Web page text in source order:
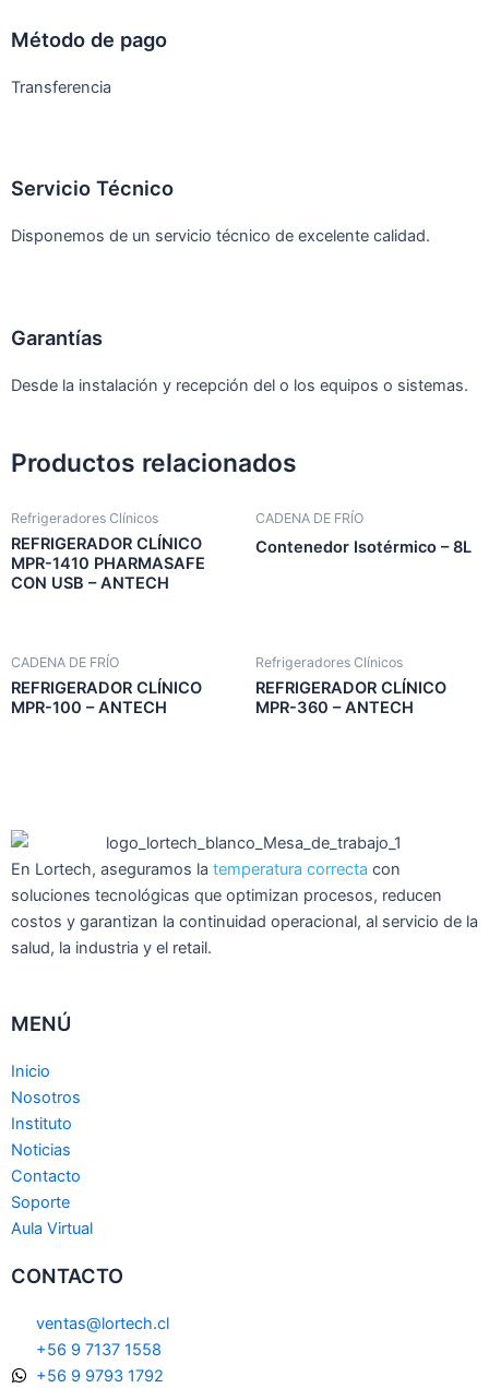
Método de pago
Transferencia
Servicio Técnico
Disponemos de un servicio técnico de excelente calidad.
Garantías
Desde la instalación y recepción del o los equipos o sistemas.
Productos relacionados
Refrigeradores Clínicos
REFRIGERADOR CLÍNICO
MPR-1410 PHARMASAFE
CON USB – ANTECH
CADENA DE FRÍO
Contenedor Isotérmico – 8L
CADENA DE FRÍO
REFRIGERADOR CLÍNICO
MPR-100 – ANTECH
Refrigeradores Clínicos
REFRIGERADOR CLÍNICO
MPR-360 – ANTECH
En Lortech, aseguramos la temperatura correcta con
soluciones tecnológicas que optimizan procesos, reducen
costos y garantizan la continuidad operacional, al servicio de la
salud, la industria y el retail.
MENÚ
Inicio
Nosotros
Instituto
Noticias
Contacto
Soporte
Aula Virtual
CONTACTO
ventas@lortech.cl
+56 9 7137 1558
+56 9 9793 1792